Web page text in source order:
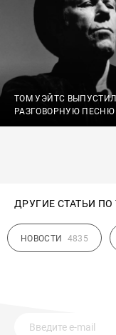
ТОМ УЭЙТС ВЫПУСТИЛ
РАЗГОВОРНУЮ ПЕСНЮ
ДРУГИЕ СТАТЬИ ПО
НОВОСТИ 4835